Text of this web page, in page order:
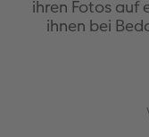
für
Baby
ihren Fotos auf
ihnen bei